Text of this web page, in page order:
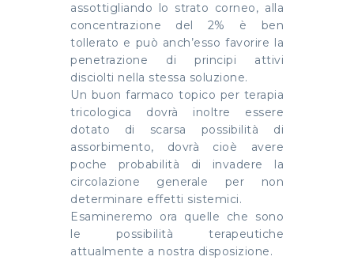
assottigliando lo strato corneo, alla
concentrazione del 2% è ben
tollerato e può anch’esso favorire la
penetrazione di principi attivi
disciolti nella stessa soluzione.
Un buon farmaco topico per terapia
tricologica dovrà inoltre essere
dotato di scarsa possibilità di
assorbimento, dovrà cioè avere
poche probabilità di invadere la
circolazione generale per non
determinare effetti sistemici.
Esamineremo ora quelle che sono
le possibilità terapeutiche
attualmente a nostra disposizione.